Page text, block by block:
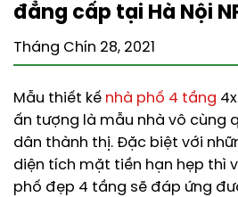
đẳng cấp tại Hà Nội
Tháng Chín 28, 2021
Mẫu thiết kế nhà phố 4 tầng
ấn tượng là mẫu nhà vô cùng
dân thành thị. Đặc biệt với
diện tích mặt tiền hạn hẹp thì
phố đẹp 4 tầng sẽ đáp ứng